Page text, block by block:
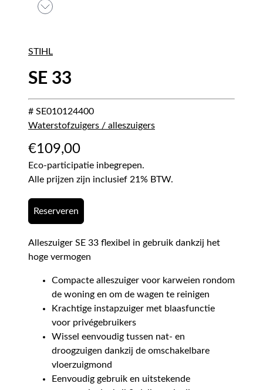
STIHL
SE 33
# SE010124400
Waterstofzuigers / alleszuigers
€109,00
Eco-participatie inbegrepen.
Alle prijzen zijn inclusief 21% BTW.
Reserveren
Alleszuiger SE 33 flexibel in gebruik dankzij het
hoge vermogen
Compacte alleszuiger voor karweien rondom
de woning en om de wagen te reinigen
Krachtige instapzuiger met blaasfunctie
voor privégebruikers
Wissel eenvoudig tussen nat- en
droogzuigen dankzij de omschakelbare
vloerzuigmond
Eenvoudig gebruik en uitstekende